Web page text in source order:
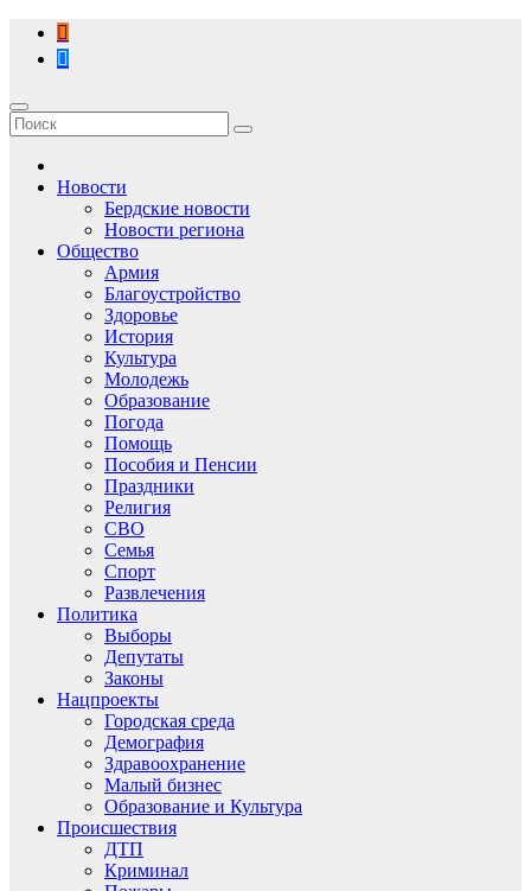
Перейти
содержимому
Новости
Бердские новости
Новости региона
Общество
Армия
Благоустройство
Здоровье
История
Культура
Молодежь
Образование
Погода
Помощь
Пособия и Пенсии
Праздники
Религия
СВО
Семья
Спорт
Развлечения
Политика
Выборы
Депутаты
Законы
Нацпроекты
Городская среда
Демография
Здравоохранение
Малый бизнес
Образование и Культура
Происшествия
ДТП
Криминал